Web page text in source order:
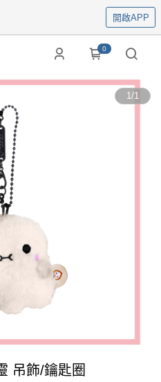
開啟APP
0
1/1
吊飾/鑰匙圈